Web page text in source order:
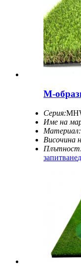
М-
Серия:
Име на
Материал:
Височина
запитване